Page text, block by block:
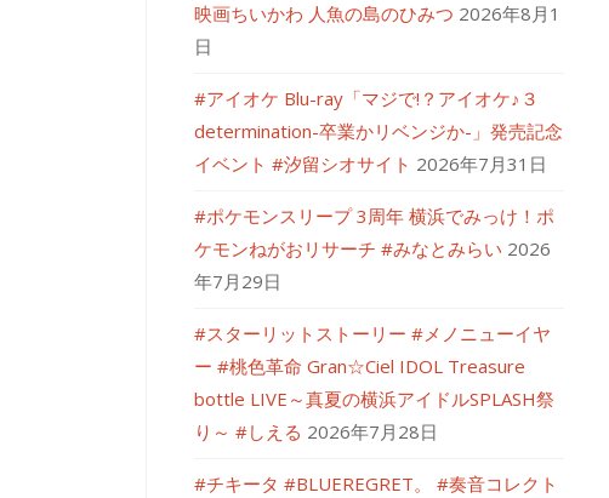
映画ちいかわ 人魚の島のひみつ 2026年8月1
日
#アイオケ Blu-ray「マジで!？アイオケ♪３
determination-卒業かリベンジか-」発売記念
イベント #汐留シオサイト 2026年7月31日
#ポケモンスリープ 3周年 横浜でみっけ！ポ
ケモンねがおリサーチ #みなとみらい 2026
年7月29日
#スターリットストーリー #メノニューイヤ
ー #桃色革命 Gran☆Ciel IDOL Treasure
bottle LIVE～真夏の横浜アイドルSPLASH祭
り～ #しえる 2026年7月28日
#チキータ #BLUEREGRET。 #奏音コレクト